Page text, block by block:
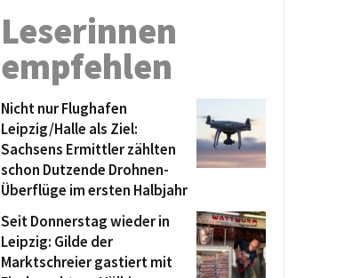
Leserinnen
empfehlen
Nicht nur Flughafen
Leipzig/Halle als Ziel:
Sachsens Ermittler zählten
schon Dutzende Drohnen-
Überflüge im ersten Halbjahr
Seit Donnerstag wieder in
Leipzig: Gilde der
Marktschreier gastiert mit